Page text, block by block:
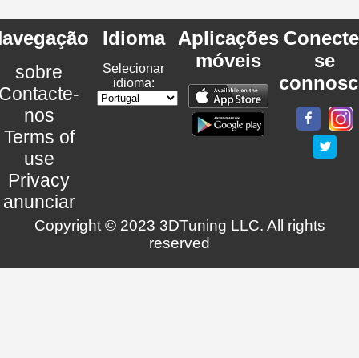
sobre
nos
Terms of
use
Privacy
anunciar
Idioma
Selecionar
idioma:
Aplicações
móveis
se
Copyright © 2023 3DTuning LLC. All rights
reserved